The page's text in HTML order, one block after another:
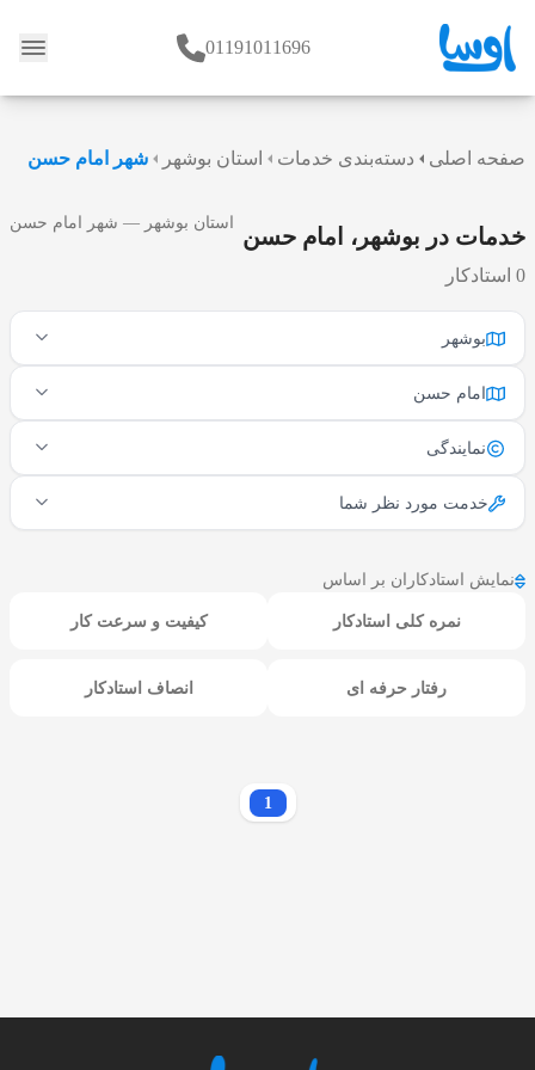
وبلاگ 01191011696
صفحه اصلی دسته‌بندی خدمات استان بوشهر شهر امام حسن
خدمات در بوشهر، امام حسن
0 استادکار
استان بوشهر — شهر امام حسن
بوشهر
امام حسن
نمایندگی
خدمت مورد نظر شما
نمایش استادکاران بر اساس
نمره کلی استادکار کیفیت و سرعت کار
رفتار حرفه ای انصاف استادکار
1